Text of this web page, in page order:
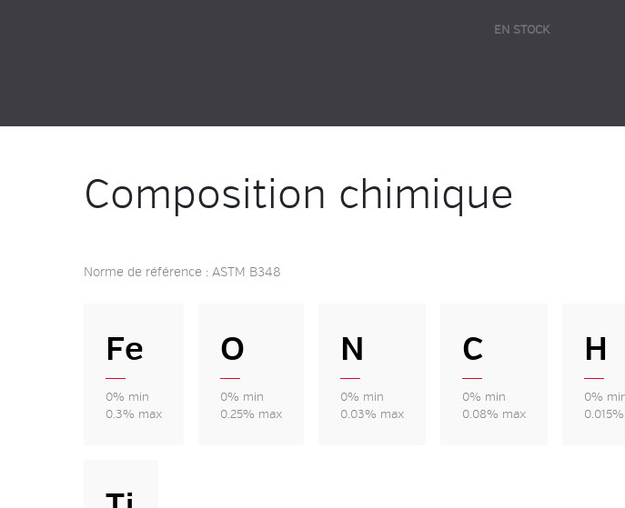
EN STOCK
Composition chimique
Norme de référence : ASTM B348
Fe
0% min
0.3% max
O
0% min
0.25% max
N
0% min
0.03% max
C
0% min
0.08% max
H
0%